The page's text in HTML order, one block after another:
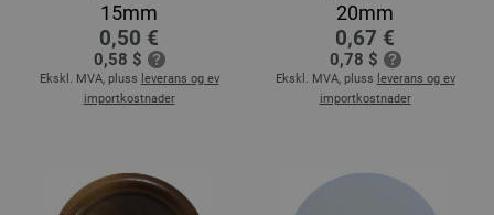
15mm
0,50 €
0,58 $
Ekskl. MVA, pluss leverans og ev
importkostnader
20mm
0,67 €
0,78 $
Ekskl. MVA, pluss leverans og ev
importkostnader